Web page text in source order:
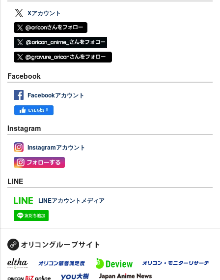
Xアカウント
Facebook
Facebookアカウント
Instagram
Instagramアカウント
LINE
LINEアカウントメディア